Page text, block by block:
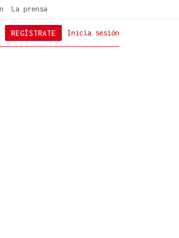
La prensa
Inicia sesión
REGÍSTRATE